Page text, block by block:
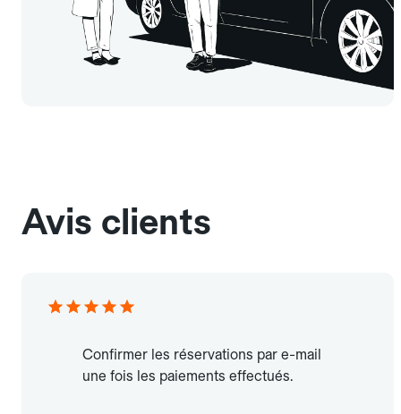
Avis clients
Confirmer les réservations par e-mail
une fois les paiements effectués.